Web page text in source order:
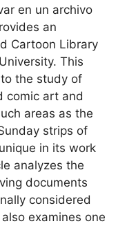
en un archivo
an
Cartoon Library
This
the study of
comic art and
areas as the
strips of
in its work
analyzes the
documents
considered
examines one